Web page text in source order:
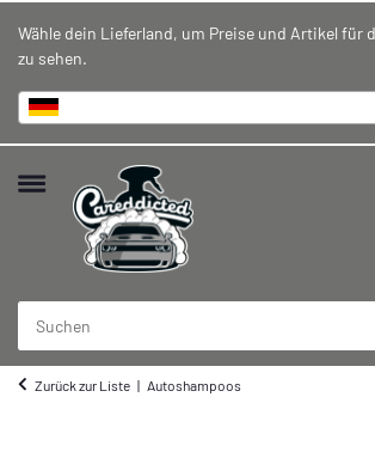
Wähle dein Lieferland, um Preise und Artikel für
zu sehen.
Zurück zur Liste Autoshampoos